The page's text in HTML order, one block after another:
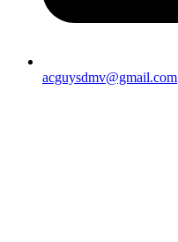
acguysdmv@gmail.com